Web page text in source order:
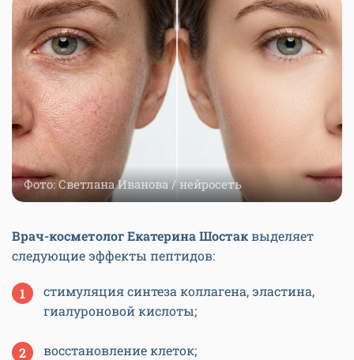
Фото: Светлана Иванова / нейросеть
Врач-косметолог Екатерина Шостаквыделяет
следующие эффекты пептидов:
стимуляция синтеза коллагена, эластина,
гиалуроновой кислоты;
восстановление клеток;